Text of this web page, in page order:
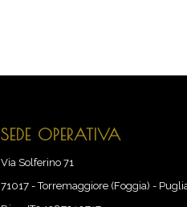
SEDE OPERATIVA
Via Solferino 71
71017 -Torremaggiore (Foggia) -